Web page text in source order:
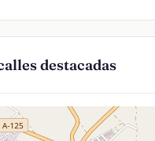
destacadas